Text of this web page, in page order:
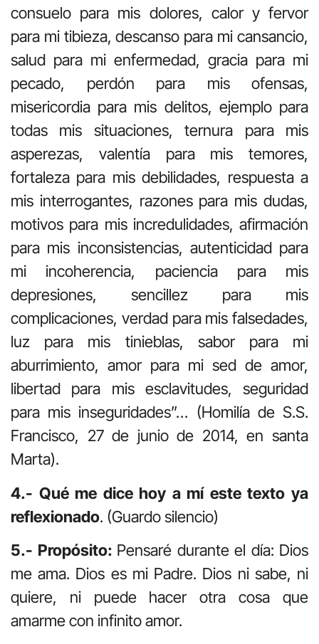
consuelo para mis dolores, calor y fervor
para mi tibieza, descanso para mi cansancio,
salud para mi enfermedad, gracia para mi
pecado, perdón para mis ofensas,
misericordia para mis delitos, ejemplo para
todas mis situaciones, ternura para mis
asperezas, valentía para mis temores,
fortaleza para mis debilidades, respuesta a
mis interrogantes, razones para mis dudas,
motivos para mis incredulidades, afirmación
para mis inconsistencias, autenticidad para
mi incoherencia, paciencia para mis
depresiones, sencillez para mis
complicaciones, verdad para mis falsedades,
luz para mis tinieblas, sabor para mi
aburrimiento, amor para mi sed de amor,
libertad para mis esclavitudes, seguridad
para mis inseguridades”… (Homilía de S.S.
Francisco, 27 de junio de 2014, en santa
Marta).
4.- Qué me dice hoy a mí este texto ya
reflexionado. (Guardo silencio)
5.- Propósito: Pensaré durante el día: Dios
me ama. Dios es mi Padre. Dios ni sabe, ni
quiere, ni puede hacer otra cosa que
amarme con infinito amor.